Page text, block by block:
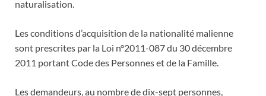
naturalisation.
Les conditions d’acquisition de la nationalité malienne
sont prescrites par la Loi n°2011-087 du 30 décembre
2011 portant Code des Personnes et de la Famille.
Les demandeurs, au nombre de dix-sept personnes,